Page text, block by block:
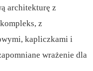
architekturę z
z
kapliczkami i
wrażenie dla